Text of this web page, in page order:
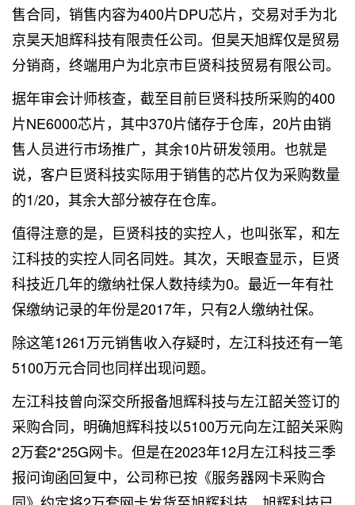
售合同，销售内容为400片DPU芯片，交易对手为北
京昊天旭辉科技有限责任公司。但昊天旭辉仅是贸易
分销商，终端用户为北京市巨贤科技贸易有限公司。
据年审会计师核查，截至目前巨贤科技所采购的400
片NE6000芯片，其中370片储存于仓库，20片由销
售人员进行市场推广，其余10片研发领用。也就是
说，客户巨贤科技实际用于销售的芯片仅为采购数量
的1/20，其余大部分被存在仓库。
值得注意的是，巨贤科技的实控人，也叫张军，和左
江科技的实控人同名同姓。其次，天眼查显示，巨贤
科技近几年的缴纳社保人数持续为0。最近一年有社
保缴纳记录的年份是2017年，只有2人缴纳社保。
除这笔1261万元销售收入存疑时，左江科技还有一笔
5100万元合同也同样出现问题。
左江科技曾向深交所报备旭辉科技与左江韶关签订的
采购合同，明确旭辉科技以5100万元向左江韶关采购
2万套2*25G网卡。但是在2023年12月左江科技三季
报问询函回复中，公司称已按《服务器网卡采购合